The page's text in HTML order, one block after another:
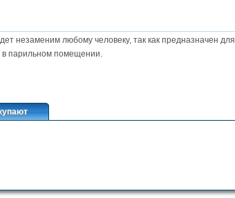
незаменим любому человеку, так как предназначен для
в парильном помещении.